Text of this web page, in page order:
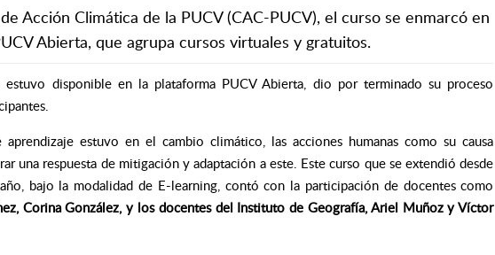
Acción Climática de la PUCV (CAC-PUCV), el curso se enmarcó en
Abierta, que agrupa cursos virtuales y gratuitos.
estuvo disponible en la plataforma PUCV Abierta, dio por terminado su proceso
estuvo en el cambio climático, las acciones humanas como su causa
una respuesta de mitigación y adaptación a este. Este curso que se extendió desde
bajo la modalidad de E-learning, contó con la participación de docentes como
Corina González, y los docentes del Instituto de Geografía, Ariel Muñoz y Víctor